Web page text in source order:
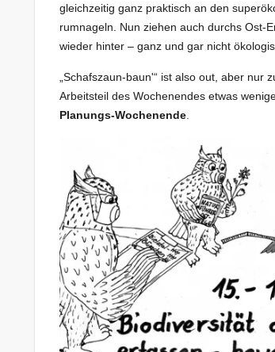
gleichzeitig ganz praktisch an den
rumnageln. Nun ziehen auch durchs Ost-
wieder hinter – ganz und gar nicht
„Schafszaun-baun'“ ist also out, aber nur
Arbeitsteil des Wochenendes etwas
Planungs-Wochenende.